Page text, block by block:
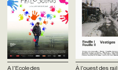
A l'Ecole des À l'ouest des